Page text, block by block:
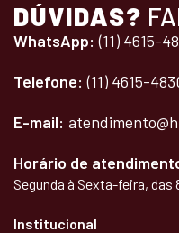
DÚVIDAS?
WhatsApp: (11) 4615-
Telefone: (11) 4615-
E-mail:
Horário de
Segunda à Sexta-feira, das
Institucional